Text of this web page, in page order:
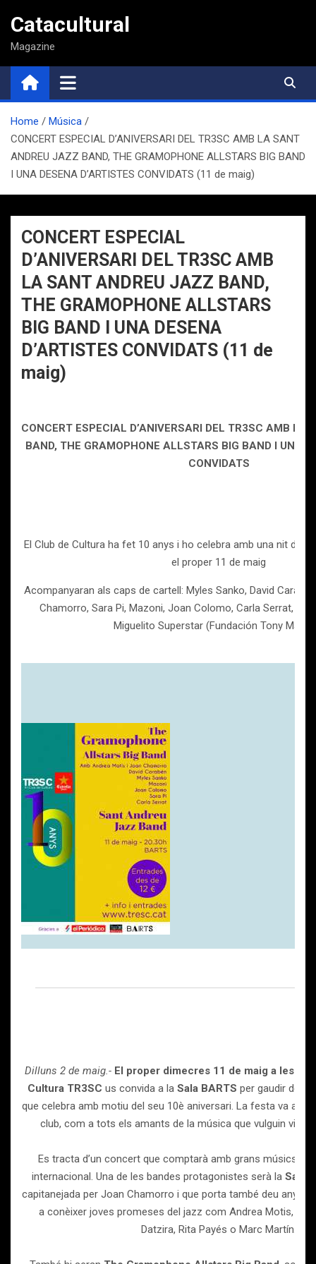
contenido
Catacultural
Magazine
Home
Música
CONCERT ESPECIAL D’ANIVERSARI DEL TR3SC AMB LA SANT
ANDREU JAZZ BAND, THE GRAMOPHONE ALLSTARS BIG BAND
I UNA DESENA D’ARTISTES CONVIDATS (11 de maig)
CONCERT ESPECIAL
D’ANIVERSARI DEL TR3SC AMB
LA SANT ANDREU JAZZ BAND,
THE GRAMOPHONE ALLSTARS
BIG BAND I UNA DESENA
D’ARTISTES CONVIDATS (11 de
maig)
CONCERT ESPECIAL D’ANIVERSARI DEL TR3SC AMB LA
BAND, THE GRAMOPHONE ALLSTARS BIG BAND I UNA
CONVIDATS
El Club de Cultura ha fet 10 anys i ho celebra amb una nit de
el proper 11 de maig
Acompanyaran als caps de cartell: Myles Sanko, David
Chamorro, Sara Pi, Mazoni, Joan Colomo, Carla Serrat,
Miguelito Superstar (Fundación Tony
Dilluns 2 de maig.- El proper dimecres 11 de maig a les
Cultura TR3SC us convida a la Sala BARTS per gaudir del
que celebra amb motiu del seu 10è aniversari. La festa va
club, com a tots els amants de la música que vulguin viure
Es tracta d’un concert que comptarà amb grans músics de
internacional. Una de les bandes protagonistes serà la Sant
capitanejada per Joan Chamorro i que porta també deu anys
a conèixer joves promeses del jazz com Andrea Motis, Eva
Datzira, Rita Payés o Marc Martín.